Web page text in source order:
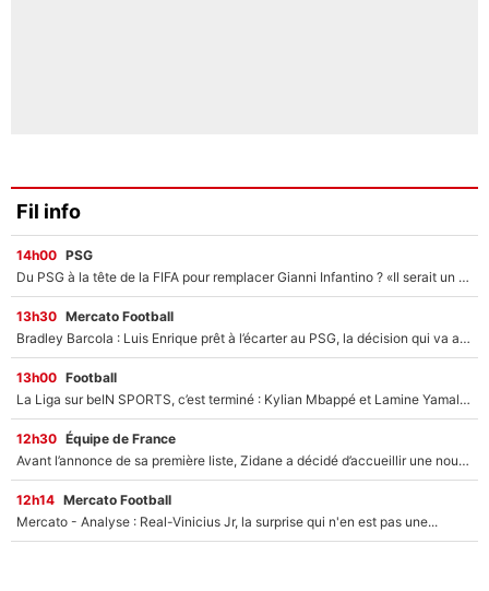
Fil info
14h00 PSG
Du PSG à la tête de la FIFA pour remplacer Gianni Infantino ? «Il serait un mauvais président», le patron de la Liga s'attaque à Nasser Al-Khelaïfi !
13h30 Mercato Football
Bradley Barcola : Luis Enrique prêt à l’écarter au PSG, la décision qui va accélérer son transfert à Liverpool ?
13h00 Football
La Liga sur beIN SPORTS, c’est terminé : Kylian Mbappé et Lamine Yamal changent de chaîne, «le moment était venu d'ouvrir un nouveau chapitre»
12h30 Équipe de France
Avant l’annonce de sa première liste, Zidane a décidé d’accueillir une nouvelle tête en équipe de France
12h14 Mercato Football
Mercato - Analyse : Real-Vinicius Jr, la surprise qui n'en est pas une...